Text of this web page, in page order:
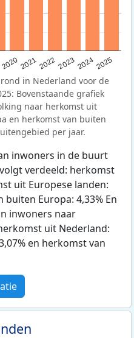
202020212022202320242025
in Nederland voor de
Bovenstaande grafiek
naar herkomst uit
en herkomst van buiten
per jaar.
inwoners in de buurt
verdeeld: herkomst
uit Europese landen:
Europa: 4,33% En
inwoners naar
uit Nederland:
en herkomst van